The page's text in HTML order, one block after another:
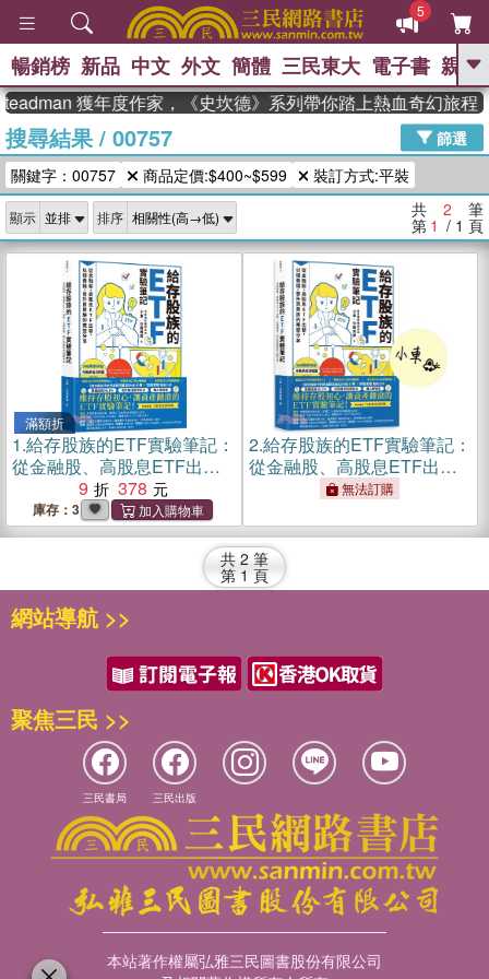
5
GO
高希均教授回憶錄
、 The Odyssey 、 父親節 、 如果歷
史是一群喵 、 暑期推薦 、 國際布克
獎 臺灣漫遊錄 、 方念華 、 台灣的李
登輝時代
數學女孩：黎曼猜想 、
偉大的迷走神經
暢銷榜 新品 中文 外文 簡體 三民東大 電子書 親子
獲年度作家，《史坎德》系列帶你踏上熱血奇幻旅程
搜尋結果/ 00757
篩選
關鍵字：00757
商品定價:$400~$599 裝訂方式:平裝
顯示 排序 共 2 筆
第 1 / 1 頁
滿額折
1.給存股族的ETF實驗筆記：
從金融股、高股息ETF出
發，以錢養錢，晉升買房族
的完整分享
9 378
庫存：3
2.給存股族的ETF實驗筆記：
從金融股、高股息ETF出
發，以錢養錢，晉升買房族
版】
無法訂購
共 2 筆
第 1 頁
網站導航 >>
聚焦三民 >>
三民書局 三民出版
本站著作權屬弘雅三民圖書股份有限公司